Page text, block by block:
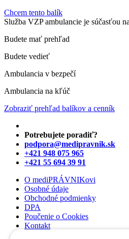
Chcem tento balík
Služba VZP ambulancie je súčasťou
Budete mať prehľad
Budete vedieť
Ambulancia v bezpečí
Ambulancia na kľúč
Zobraziť prehľad balíkov a cenník
Potrebujete poradiť?
podpora@medipravnik.sk
+421 948 075 965
+421 55 694 39 91
O mediPRÁVNIKovi
Osobné údaje
Obchodné podmienky
DPA
Poučenie o Cookies
Kontakt